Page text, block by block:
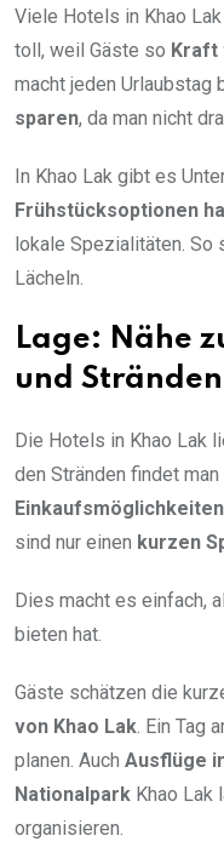
Viele Hotels in Khao
toll, weil Gäste so Kraft
macht jeden Urlaubstag
sparen, da man nicht
In Khao Lak gibt es
Frühstücksoptionen
lokale Spezialitäten. So
Lächeln.
Lage: Nähe
und Stränden
Die Hotels in Khao Lak
den Stränden findet
sind nur einen kurzen
Dies macht es einfach,
bieten hat.
Gäste schätzen die
von Khao Lak . Ein
planen. Auch Ausflüge
Nationalpark Khao Lak
organisieren.